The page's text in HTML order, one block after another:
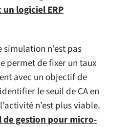
logiciel ERP
simulation n’est pas
permet de fixer un taux
avec un objectif de
le seuil de CA en
n’est plus viable.
gestion pour micro-